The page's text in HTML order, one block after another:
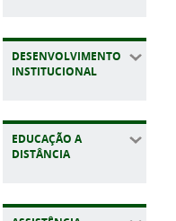
DESENVOLVIMENTO
INSTITUCIONAL
EDUCAÇÃO A
DISTÂNCIA